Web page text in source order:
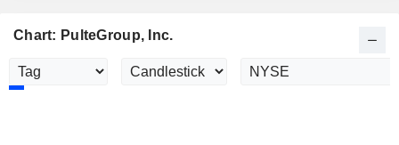
Chart: PulteGroup, Inc.